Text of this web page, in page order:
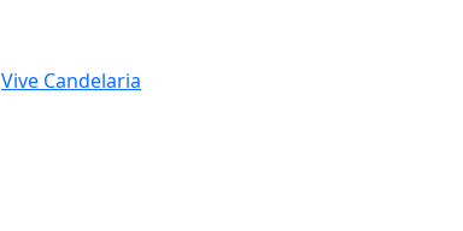
Vive Candelaria